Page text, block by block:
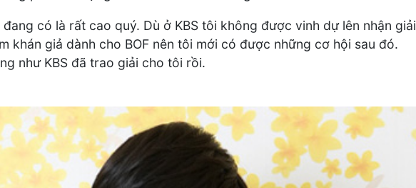
có là rất cao quý. Dù ở KBS tôi không được vinh dự lên nhận giải
khán giả dành cho BOF nên tôi mới có được những cơ hội sau đó.
như KBS đã trao giải cho tôi rồi.